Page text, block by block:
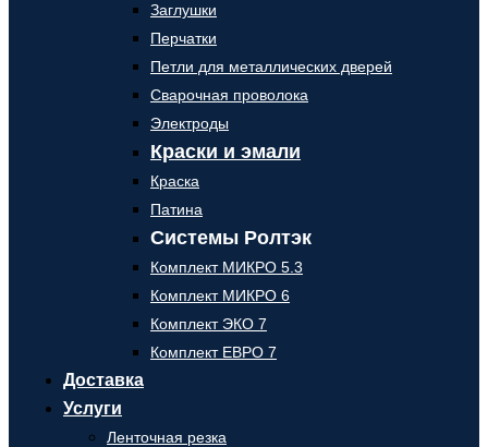
Заглушки
Перчатки
Петли для металлических дверей
Сварочная проволока
Электроды
Краски и эмали
Краска
Патина
Системы Ролтэк
Комплект МИКРО 5.3
Комплект МИКРО 6
Комплект ЭКО 7
Комплект ЕВРО 7
Доставка
Услуги
Ленточная резка